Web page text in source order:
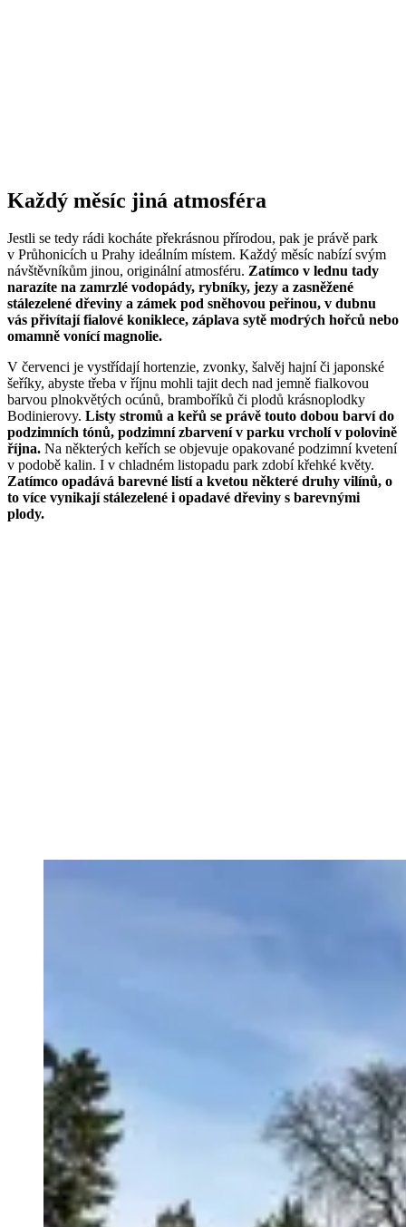
Každý měsíc jiná atmosféra
Jestli se tedy rádi kocháte překrásnou přírodou, pak je právě park
v Průhonicích u Prahy ideálním místem. Každý měsíc nabízí svým
návštěvníkům jinou, originální atmosféru. Zatímco v lednu tady
narazíte na zamrzlé vodopády, rybníky, jezy a zasněžené
stálezelené dřeviny a zámek pod sněhovou peřinou, v dubnu
vás přivítají fialové koniklece, záplava sytě modrých hořců nebo
omamně vonící magnolie.
V červenci je vystřídají hortenzie, zvonky, šalvěj hajní či japonské
šeříky, abyste třeba v říjnu mohli tajit dech nad jemně fialkovou
barvou plnokvětých ocúnů, bramboříků či plodů krásnoplodky
Bodinierovy. Listy stromů a keřů se právě touto dobou barví do
podzimních tónů, podzimní zbarvení v parku vrcholí v polovině
října. Na některých keřích se objevuje opakované podzimní kvetení
v podobě kalin. I v chladném listopadu park zdobí křehké květy.
Zatímco opadává barevné listí a kvetou některé druhy vilínů, o
to více vynikají stálezelené i opadavé dřeviny s barevnými
plody.